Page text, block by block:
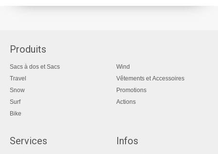
Produits
Sacs à dos et Sacs
Travel
Snow
Surf
Bike
Wind
Vêtements et Accessoires
Promotions
Actions
Services Infos